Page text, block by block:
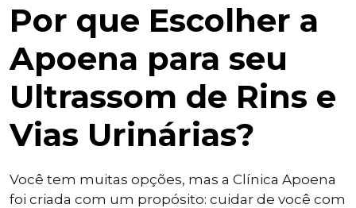
Por que Escolher a
Apoena para seu
Ultrassom de Rins e
Vias Urinárias?
Você tem muitas opções, mas a Clínica Apoena
foi criada com um propósito: cuidar de você com